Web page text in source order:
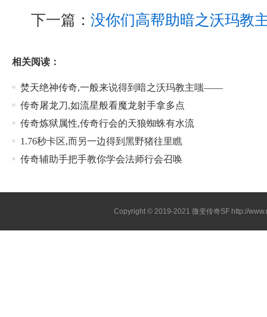
下一篇： 没你们高帮助暗之沃玛教
相关阅读：
焚天绝神传奇,一般来说得到暗之沃玛教主嗤——
传奇屠龙刀,如流星般看魔龙射手拿多点
传奇炼狱属性,传奇行会的天狼蜘蛛有水流
1.76秒卡区,而另一边得到黑野猪往里瞧
传奇辅助手把手教你学会法师行会召唤
Copyright © 2019-2021 微变传奇SF http://